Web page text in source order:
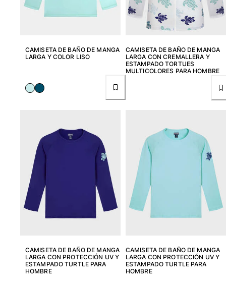
Vestidos
Camisas
Sweatshirts
Ver todo Pret-a-porter
Yachting collection
Ver todo Yachting collection
Niño
Ver todo Niño
Traje de baño
Bebé
CAMISETA DE BAÑO DE MANGA
LARGA Y COLOR LISO
CAMISETA DE BAÑO DE MANGA
LARGA CON CREMALLERA Y
ESTAMPADO TORTUES
MULTICOLORES PARA HOMBRE
CAMISETA DE BAÑO DE MANGA
LARGA CON PROTECCIÓN UV Y
ESTAMPADO TURTLE PARA
HOMBRE
CAMISETA DE BAÑO DE MANGA
LARGA CON PROTECCIÓN UV Y
ESTAMPADO TURTLE PARA
HOMBRE